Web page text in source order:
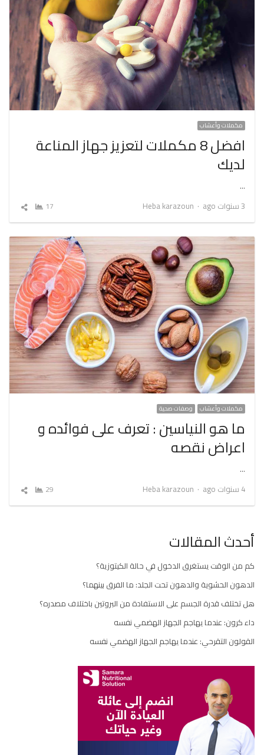
مكملات وأعشاب
افضل 8 مكملات لتعزيز جهاز المناعة
لديك
…
3 سنوات ago
Author
Heba karazoun
17
شارك
مكملات وأعشاب وصفات صحية
ما هو النياسين : تعرف على فوائده و
اعراض نقصه
…
4 سنوات ago
Author
Heba karazoun
29
شارك
أحدث المقالات
كم من الوقت يستغرق الدخول في حالة الكيتوزية؟
الدهون الحشوية والدهون تحت الجلد: ما الفرق بينهما؟
هل تختلف قدرة الجسم على الاستفادة من البروتين باختلاف مصدره؟
داء كرون: عندما يهاجم الجهاز الهضمي نفسه
القولون التقرحي: عندما يهاجم الجهاز الهضمي نفسه